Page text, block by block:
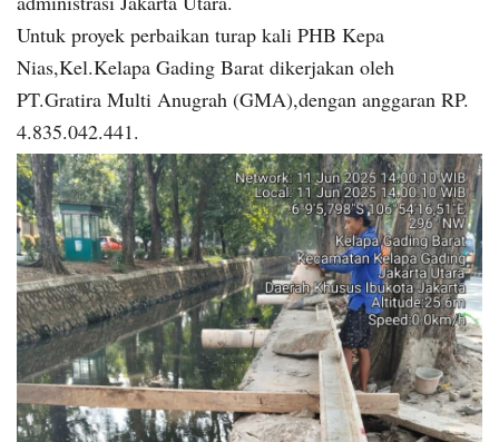
Untuk proyek perbaikan turap kali PHB Kepa
Nias,Kel.Kelapa Gading Barat dikerjakan oleh
PT.Gratira Multi Anugrah (GMA),dengan anggaran RP.
4.835.042.441.